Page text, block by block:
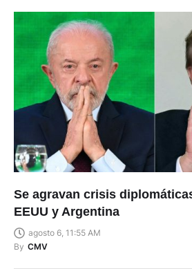
Se agravan crisis
EEUU y Argentina
agosto 6, 11:55 AM
By CMV